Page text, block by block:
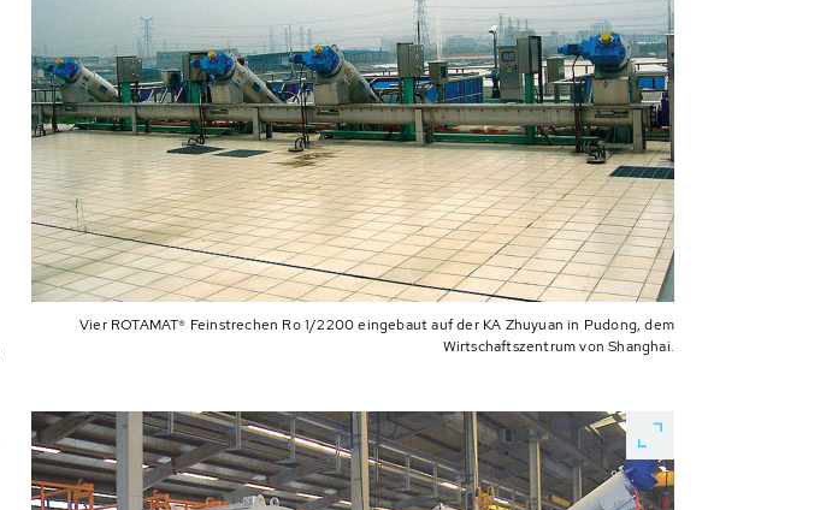
Vier ROTAMAT® Feinstrechen Ro 1/2200 eingebaut auf der KA Zhuyuan in Pudong, dem
Wirtschaftszentrum von Shanghai.